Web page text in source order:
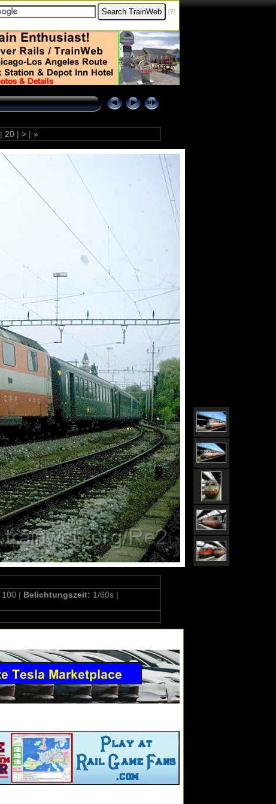
[?]
| 20 | > | »
100 | Belichtungszeit: 1/60s |